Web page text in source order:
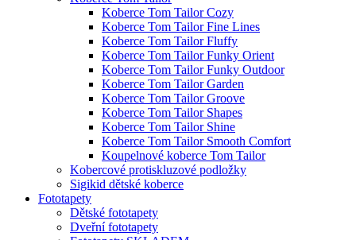
Koberce Tom Tailor Cozy
Koberce Tom Tailor Fine Lines
Koberce Tom Tailor Fluffy
Koberce Tom Tailor Funky Orient
Koberce Tom Tailor Funky Outdoor
Koberce Tom Tailor Garden
Koberce Tom Tailor Groove
Koberce Tom Tailor Shapes
Koberce Tom Tailor Shine
Koberce Tom Tailor Smooth Comfort
Koupelnové koberce Tom Tailor
Kobercové protiskluzové podložky
Sigikid dětské koberce
Fototapety
Dětské fototapety
Dveřní fototapety